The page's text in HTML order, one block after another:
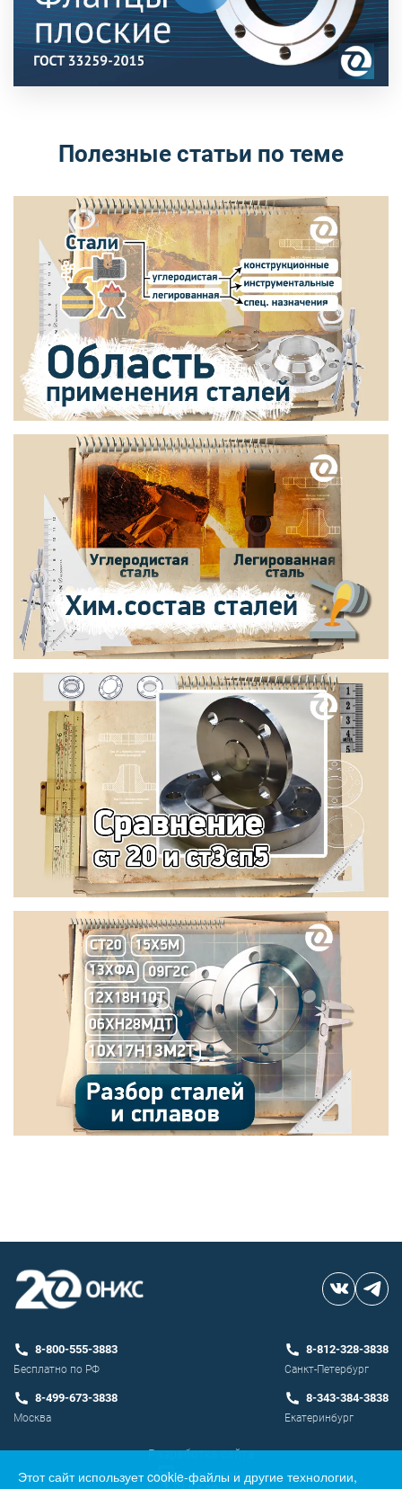
Полезные статьи по теме
8-800-555-3883
Бесплатно по РФ
8-812-328-3838
Санкт-Петербург
8-499-673-3838
Москва
8-343-384-3838
Екатеринбург
Разработка сайта
Этот сайт использует cookie-файлы и другие технологии,